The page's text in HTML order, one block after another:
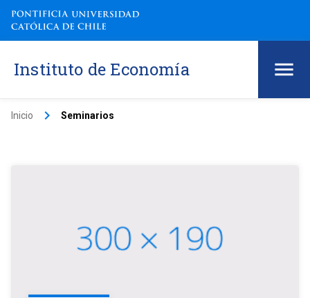
Instituto de Economía
Inicio keyboard_arrow_right Seminarios